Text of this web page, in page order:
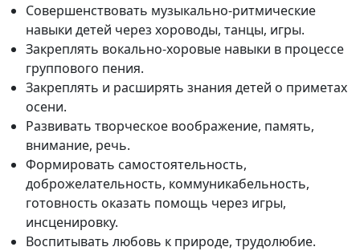
Совершенствовать музыкально-ритмические
навыки детей через хороводы, танцы, игры.
Закреплять вокально-хоровые навыки в процессе
группового пения.
Закреплять и расширять знания детей о приметах
осени.
Развивать творческое воображение, память,
внимание, речь.
Формировать самостоятельность,
доброжелательность, коммуникабельность,
готовность оказать помощь через игры,
инсценировку.
Воспитывать любовь к природе, трудолюбие.